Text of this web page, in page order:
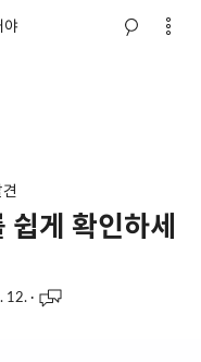
야
게 확인하세
12. ·